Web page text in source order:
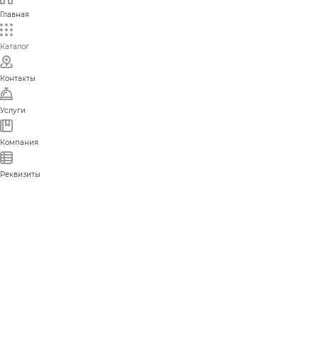
Главная
Каталог
Контакты
Услуги
Компания
Реквизиты